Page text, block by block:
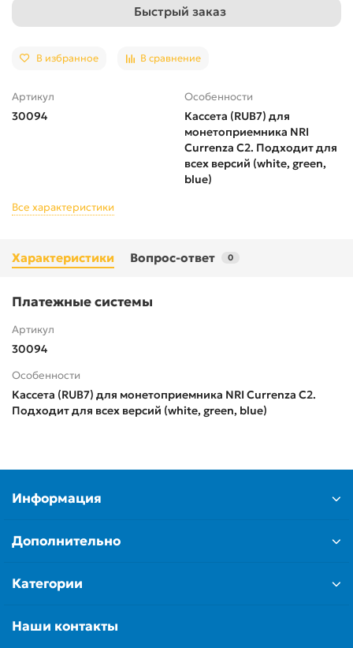
Быстрый заказ
В избранное В сравнение
Артикул
30094
Особенности
Кассета (RUB7) для
монетоприемника NRI
Currenza C2. Подходит для
всех версий (white, green,
blue)
Все характеристики
Характеристики Вопрос-ответ 0
Платежные системы
Артикул
30094
Особенности
Кассета (RUB7) для монетоприемника NRI Currenza C2.
Подходит для всех версий (white, green, blue)
Информация
Дополнительно
Категории
Наши контакты